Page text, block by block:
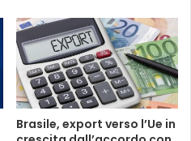
Brasile, export verso l’Ue in